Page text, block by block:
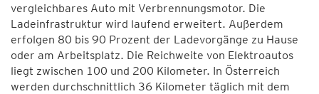
vergleichbares Auto mit Verbrennungsmotor. Die
Ladeinfrastruktur wird laufend erweitert. Außerdem
erfolgen 80 bis 90 Prozent der Ladevorgänge zu Hause
oder am Arbeitsplatz. Die Reichweite von Elektroautos
liegt zwischen 100 und 200 Kilometer. In Österreich
werden durchschnittlich 36 Kilometer täglich mit dem